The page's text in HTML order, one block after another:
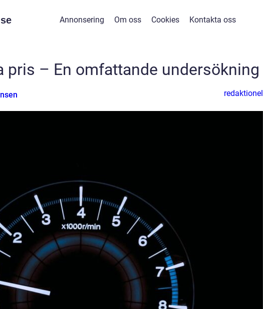
se Annonsering Om oss Cookies Kontakta oss
pris – En omfattande undersökning
redaktionel